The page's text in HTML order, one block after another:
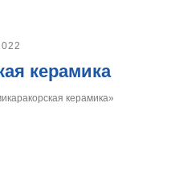
керамика
керамика»